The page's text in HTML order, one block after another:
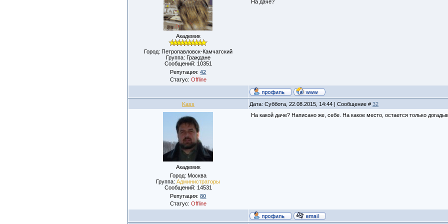
Академик
Город: Петропавловск-Камчатский
Группа: Граждане
Сообщений: 10351
Репутация:42
Статус: Offline
На даче?
Kass Дата: Суббота, 22.08.2015, 14:44 | Сообщение # 32
Академик
Город: Москва
Группа:Администраторы
Сообщений: 14531
Репутация:80
Статус: Offline
На какой даче? Написано же, себе. На какое место, остается только